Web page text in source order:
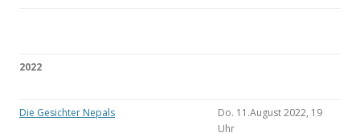
2022
Die Gesichter Nepals
Do. 11.August 2022, 19
Uhr